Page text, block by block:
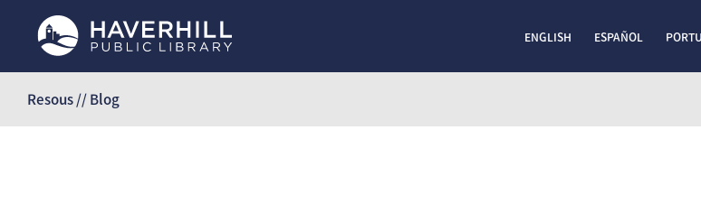
kontni
ENGLISH ESPAÑOL
Resous // Blog